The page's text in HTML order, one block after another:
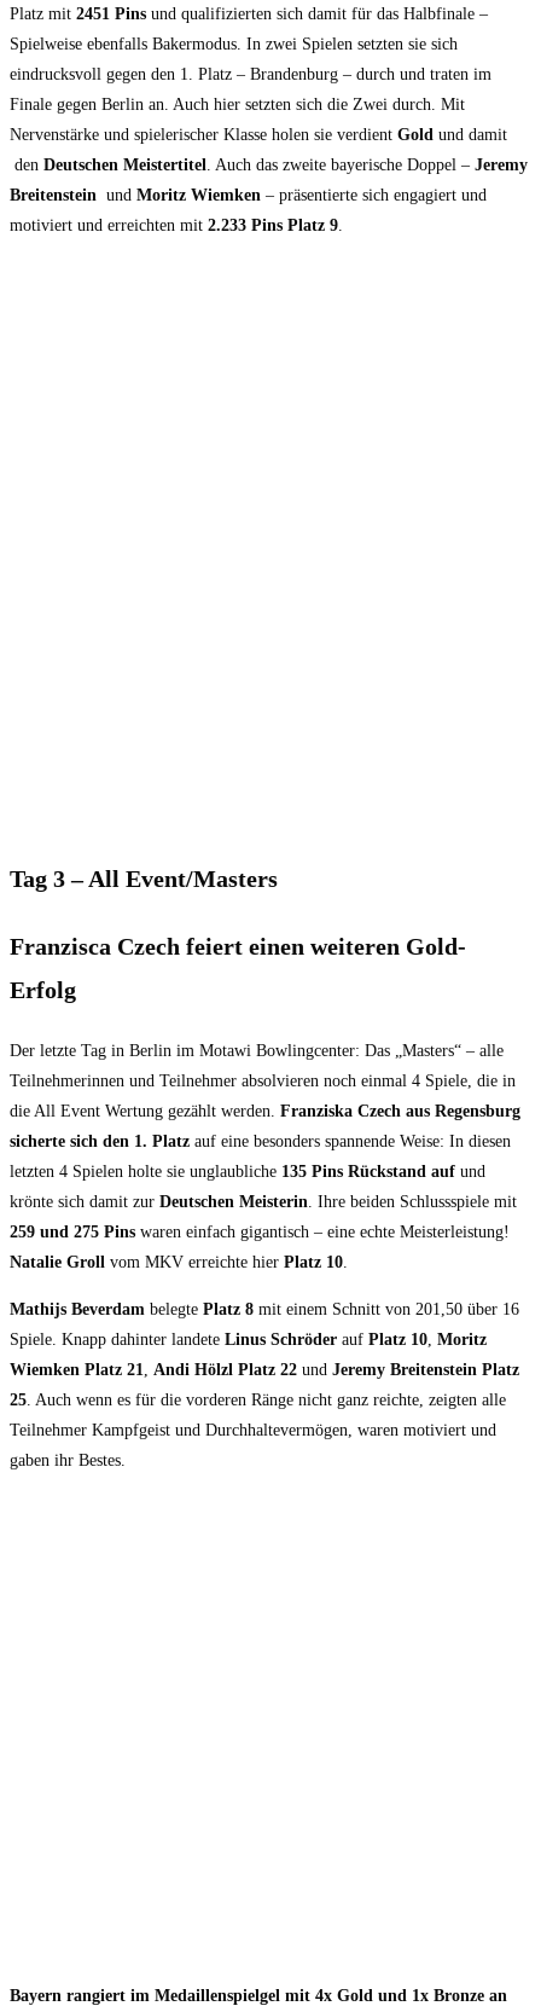
Platz mit 2451 Pins und qualifizierten sich damit für das Halbfinale –
Spielweise ebenfalls Bakermodus. In zwei Spielen setzten sie sich
eindrucksvoll gegen den 1. Platz – Brandenburg – durch und traten im
Finale gegen Berlin an. Auch hier setzten sich die Zwei durch. Mit
Nervenstärke und spielerischer Klasse holen sie verdient Gold und damit
den Deutschen Meistertitel. Auch das zweite bayerische Doppel – Jeremy
Breitenstein und Moritz Wiemken – präsentierte sich engagiert und
motiviert und erreichten mit 2.233 Pins Platz 9.
Tag 3 – All Event/Masters
Franzisca Czech feiert einen weiteren Gold-
Erfolg
Der letzte Tag in Berlin im Motawi Bowlingcenter: Das „Masters“ – alle
Teilnehmerinnen und Teilnehmer absolvieren noch einmal 4 Spiele, die in
die All Event Wertung gezählt werden. Franziska Czech aus Regensburg
sicherte sich den 1. Platz auf eine besonders spannende Weise: In diesen
letzten 4 Spielen holte sie unglaubliche 135 Pins Rückstand auf und
krönte sich damit zur Deutschen Meisterin . Ihre beiden Schlussspiele mit
259 und 275 Pins waren einfach gigantisch – eine echte Meisterleistung!
Natalie Groll vom MKV erreichte hier Platz 10
Mathijs Beverdam belegte Platz 8 mit einem Schnitt von 201,50 über 16
Spiele. Knapp dahinter landete Linus Schröder auf Platz 10 Moritz
Wiemken Platz 21 Andi Hölzl Platz 22 und Jeremy Breitenstein Platz
25 . Auch wenn es für die vorderen Ränge nicht ganz reichte, zeigten alle
Teilnehmer Kampfgeist und Durchhaltevermögen, waren motiviert und
gaben ihr Bestes.
Bayern rangiert im Medaillenspielgel mit 4x Gold und 1x Bronze an